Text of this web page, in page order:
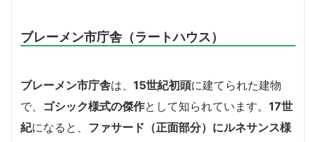
ブレーメン市庁舎（ラートハウス）
ブレーメン市庁舎は、 15世紀初頭に建てられた建物
で、 ゴシック様式の傑作として知られています。 17世
紀になると、 ファサード（正面部分）にルネサンス様